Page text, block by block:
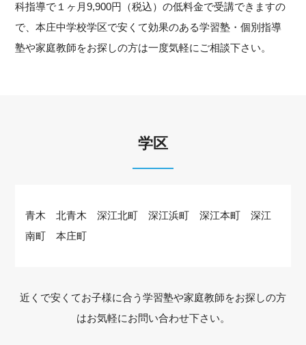
科指導で１ヶ月9,900円（税込）の低料金で受講できますの
で、本庄中学校学区で安くて効果のある学習塾・個別指導
塾や家庭教師をお探しの方は一度気軽にご相談下さい。
学区
青木 北青木 深江北町 深江浜町 深江本町 深江
南町 本庄町
近くで安くてお子様に合う学習塾や家庭教師をお探しの方
はお気軽にお問い合わせ下さい。